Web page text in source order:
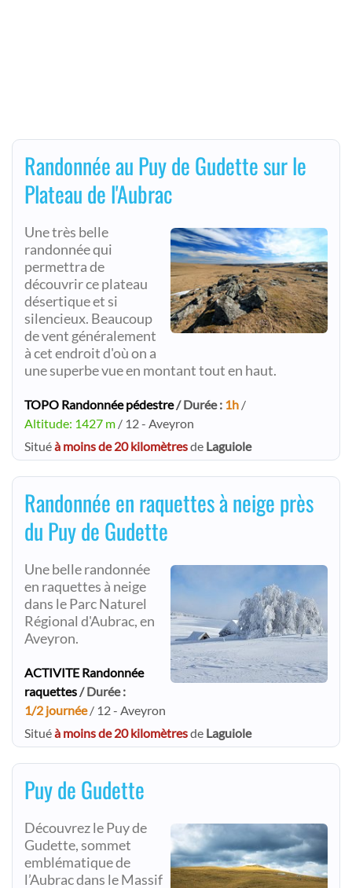
Randonnée au Puy de Gudette sur le
Plateau de l'Aubrac
Une très belle
randonnée qui
permettra de
découvrir ce plateau
désertique et si
silencieux. Beaucoup
de vent généralement
à cet endroit d'où on a
une superbe vue en montant tout en haut.
TOPO Randonnée pédestre/ Durée : 1h /
Altitude: 1427 m / 12 - Aveyron
Situéà moins de 20 kilomètresde Laguiole
Randonnée en raquettes à neige près
du Puy de Gudette
Une belle randonnée
en raquettes à neige
dans le Parc Naturel
Régional d'Aubrac, en
Aveyron.
ACTIVITE Randonnée
raquettes/ Durée :
1/2 journée/ 12 - Aveyron
Situéà moins de 20 kilomètresde Laguiole
Puy de Gudette
Découvrez le Puy de
Gudette, sommet
emblématique de
l’Aubrac dans le Massif